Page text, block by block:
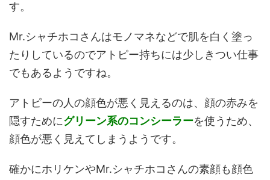
す。
Mr.シャチホコさんはモノマネなどで肌を白く塗っ
たりしているのでアトピー持ちには少しきつい仕事
でもあるようですね。
アトピーの人の顔色が悪く見えるのは、顔の赤みを
隠すためにグリーン系のコンシーラーを使うため、
顔色が悪く見えてしまうようです。
確かにホリケンやMr.シャチホコさんの素顔も顔色